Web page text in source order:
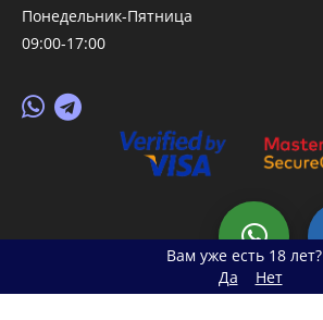
Вам уже есть 18 лет?
Да
Нет
Понедельник-Пятница
09:00-17:00
© 2026 primegoods.kz